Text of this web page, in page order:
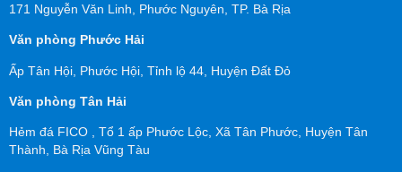
171 Nguyễn Văn Linh, Phước Nguyên, TP. Bà Rịa
Văn phòng Phước Hải
Ấp Tân Hội, Phước Hội, Tỉnh lộ 44, Huyện Đất Đỏ
Văn phòng Tân Hải
Hẻm đá FICO , Tổ 1 ấp Phước Lộc, Xã Tân Phước, Huyện Tân
Thành, Bà Rịa Vũng Tàu